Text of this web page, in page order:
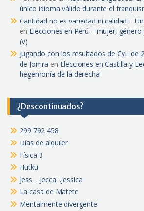
único idioma válido durante el
Cantidad no es variedad ni calidad –
en Elecciones en Perú – mujer, género
(V)
Jugando con los resultados de CyL de
de Jomra en Elecciones en Castilla y
hegemonía de la derecha
¿Descontinuados?
299 792 458
Días de alquiler
Física 3
Hutku
Jess… Jecca ..Jessica
La casa de Matete
Mentalmente divergente